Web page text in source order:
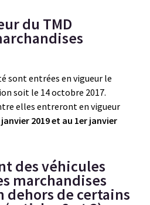
du TMD
sont entrées en vigueur le
soit le 14 octobre 2017.
elles entreront en vigueur
2019 et au 1er janvier
des véhicules
marchandises
dehors de certains